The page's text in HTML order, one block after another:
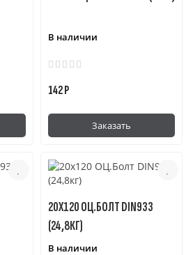
В наличии
142 Р
Заказать
20Х120 ОЦ.БОЛТ DIN933
(24,8КГ)
В наличии